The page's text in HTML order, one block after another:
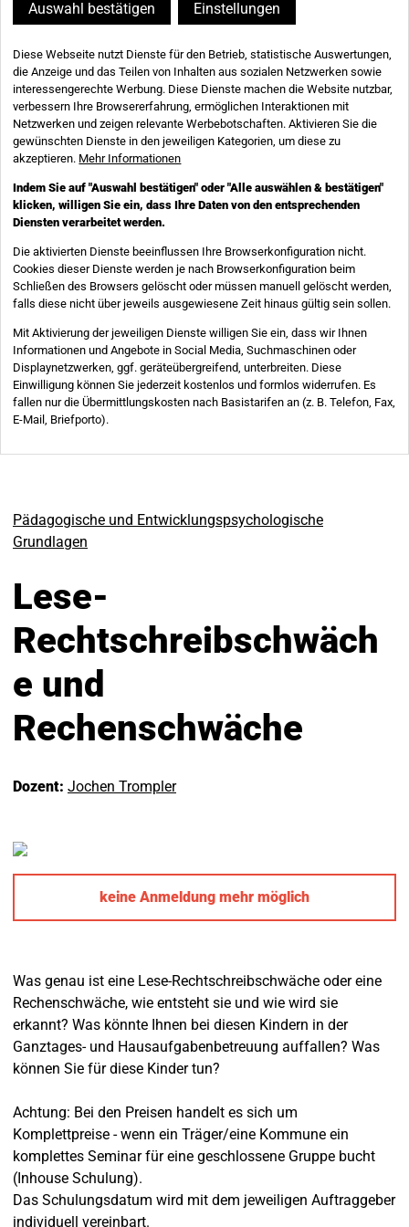
Pädagogische und Entwicklungspsychologische
Grundlagen
Lese-
Rechtschreibschwäch
e und
Rechenschwäche
Dozent: Jochen Trompler
keine Anmeldung mehr möglich
Was genau ist eine Lese-Rechtschreibschwäche oder eine
Rechenschwäche, wie entsteht sie und wie wird sie
erkannt? Was könnte Ihnen bei diesen Kindern in der
Ganztages- und Hausaufgabenbetreuung auffallen? Was
können Sie für diese Kinder tun?
Achtung: Bei den Preisen handelt es sich um
Komplettpreise - wenn ein Träger/eine Kommune ein
komplettes Seminar für eine geschlossene Gruppe bucht
(Inhouse Schulung).
Das Schulungsdatum wird mit dem jeweiligen Auftraggeber
individuell vereinbart.